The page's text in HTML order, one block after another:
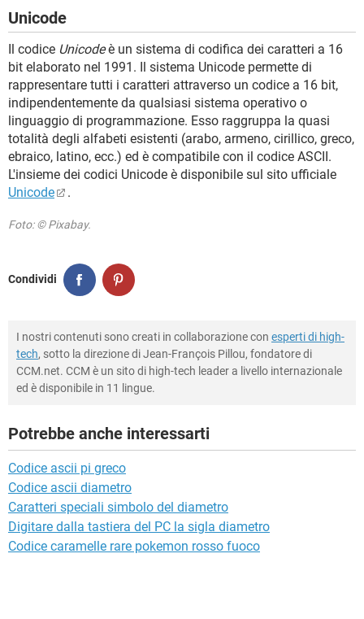
Unicode
Il codice Unicodeè un sistema di codifica dei caratteri a 16
bit elaborato nel 1991. Il sistema Unicode permette di
rappresentare tutti i caratteri attraverso un codice a 16 bit,
indipendentemente da qualsiasi sistema operativo o
linguaggio di programmazione. Esso raggruppa la quasi
totalità degli alfabeti esistenti (arabo, armeno, cirillico, greco,
ebraico, latino, ecc.) ed è compatibile con il codice ASCII.
L'insieme dei codici Unicode è disponibile sul sito ufficiale
Unicode
.
Foto: © Pixabay.
Condividi
I nostri contenuti sono creati in collaborazione con esperti di high-
tech, sotto la direzione di Jean-François Pillou, fondatore di
CCM.net. CCM è un sito di high-tech leader a livello internazionale
ed è disponibile in 11 lingue.
Potrebbe anche interessarti
Codice ascii pi greco
Codice ascii diametro
Caratteri speciali simbolo del diametro
Digitare dalla tastiera del PC la sigla diametro
Codice caramelle rare pokemon rosso fuoco